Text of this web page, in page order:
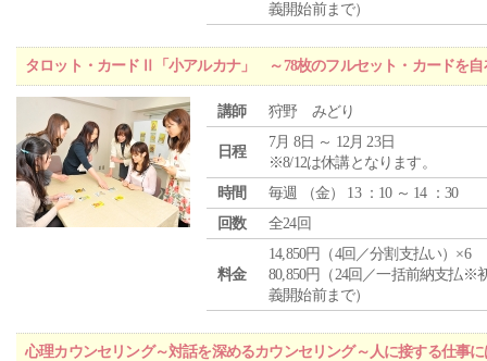
義開始前まで）
タロット・カードⅡ「小アルカナ」 ～78枚のフルセット・カードを自
講師 狩野 みどり
日程
7月 8日 ～ 12月 23日
※8/12は休講となります。
時間
毎週 （金） 13 ：10 ～ 14 ：30
回数
全24回
料金
14,850円（4回／分割支払い）×6
80,850円（24回／一括前納支払※
義開始前まで）
心理カウンセリング～対話を深めるカウンセリング～人に接する仕事